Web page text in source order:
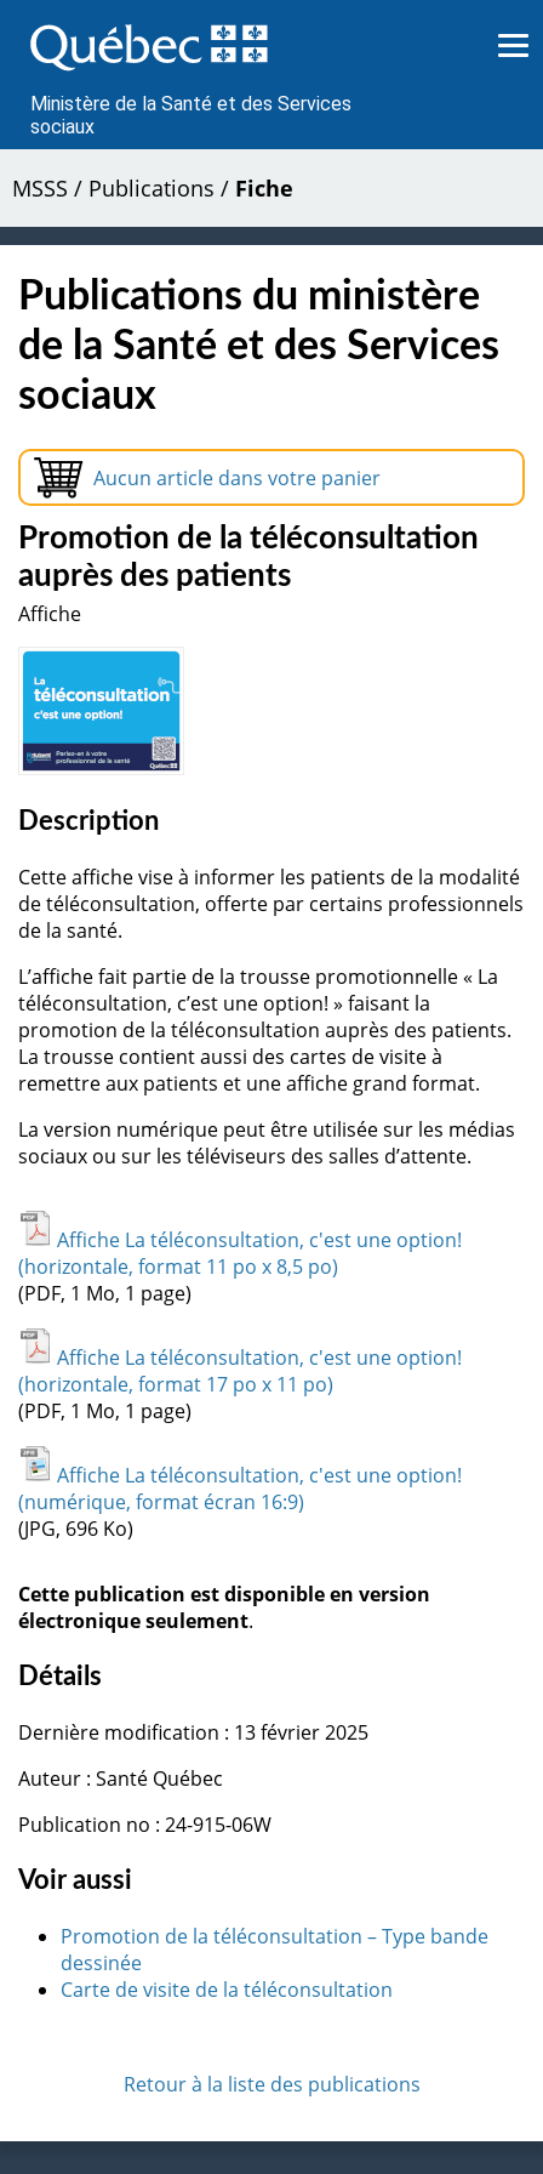
au
contenu
Ministère de la Santé et des Services
sociaux
MSSS / Publications / Fiche
Publications du ministère
de la Santé et des Services
sociaux
Aucun article dans votre panier
Promotion de la téléconsultation
auprès des patients
Affiche
Description
Cette affiche vise à informer les patients de la modalité
de téléconsultation, offerte par certains professionnels
de la santé.
L’affiche fait partie de la trousse promotionnelle « La
téléconsultation, c’est une option! » faisant la
promotion de la téléconsultation auprès des patients.
La trousse contient aussi des cartes de visite à
remettre aux patients et une affiche grand format.
La version numérique peut être utilisée sur les médias
sociaux ou sur les téléviseurs des salles d’attente.
Affiche La téléconsultation, c'est une option!
(horizontale, format 11 po x 8,5 po)
(PDF, 1 Mo, 1 page)
Affiche La téléconsultation, c'est une option!
(horizontale, format 17 po x 11 po)
(PDF, 1 Mo, 1 page)
Affiche La téléconsultation, c'est une option!
(numérique, format écran 16:9)
(JPG, 696 Ko)
Cette publication est disponible en version
électronique seulement.
Détails
Dernière modification : 13 février 2025
Auteur : Santé Québec
Publication no : 24-915-06W
Voir aussi
Promotion de la téléconsultation – Type bande
dessinée
Carte de visite de la téléconsultation
Retour à la liste des publications